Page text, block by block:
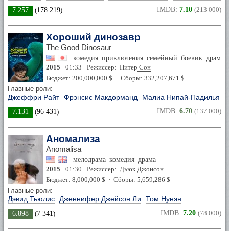
7.257 (178 219) IMDB: 7.10 (213 000)
Хороший динозавр
The Good Dinosaur
комедия приключения семейный боевик драма
2015 · 01:33 · Режиссер: Питер Сон
Бюджет: 200,000,000 $ · Сборы: 332,207,671 $
Главные роли:
Джеффри Райт Фрэнсис Макдорманд Малиа Нипай-Падилья
7.131 (96 431) IMDB: 6.70 (137 000)
Аномализа
Anomalisa
мелодрама комедия драма
2015 · 01:30 · Режиссер: Дьюк Джонсон
Бюджет: 8,000,000 $ · Сборы: 5,659,286 $
Главные роли:
Дэвид Тьюлис Дженнифер Джейсон Ли Том Нунэн
6.898 (7 341) IMDB: 7.20 (78 000)